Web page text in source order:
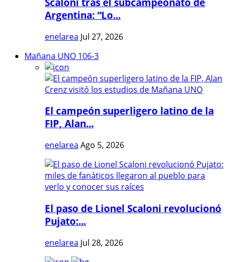
Argentina: “Lo...
enelarea Jul 27, 2026
Mañana UNO 106-3
El campeón superligero latino de la
FIP, Alan...
enelarea Ago 5, 2026
El paso de Lionel Scaloni revolucionó
Pujato:...
enelarea Jul 28, 2026